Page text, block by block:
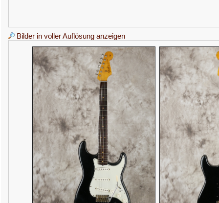
Bilder in voller Auflösung anzeigen